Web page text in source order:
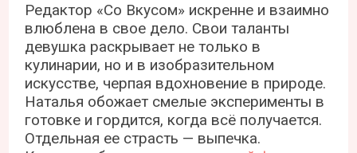
Редактор «Со Вкусом» искренне и взаимно
влюблена в свое дело. Свои таланты
девушка раскрывает не только в
кулинарии, но и в изобразительном
искусстве, черпая вдохновение в природе.
Наталья обожает смелые эксперименты в
готовке и гордится, когда всё получается.
Отдельная ее страсть — выпечка.